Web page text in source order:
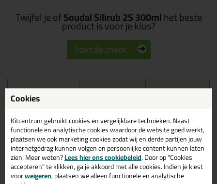
Twijfel je ofSoudal Silirub 2S 300mlhet beste
product is voor je klus?
Start de check
Omschrijving Specificaties Reviews (7)
Soudal Silirub 2S 300ml in
Zilvergrijs
Zoek je kit in een specifieke kleur? Gevonden! Deze sanitairkit
Soudal Silirub 2S 300ml in de kleur Zilvergrijs is te gebruiken voor
verschillende toepassingen. Een duurzame en veelzijdige kit
welke makkelijk te verwerken is. Perfect als je een bijpassende
kleur zoekt met gegarandeerd een topresultaat. Bestel de Soudal
Cookies
Kitcentrum gebruikt cookies en vergelijkbare technieken. Naast
functionele en analytische cookies waardoor de website goed werkt,
plaatsen we ook marketing cookies zodat wij en derde partijen jouw
internetgedrag kunnen volgen en persoonlijke content kunnen laten
zien. Meer weten?Lees hier ons cookiebeleid. Door op "Cookies
accepteren" te klikken, ga je akkoord met alle cookies. Indien je kiest
voorweigeren, plaatsen we alleen functionele en analytische